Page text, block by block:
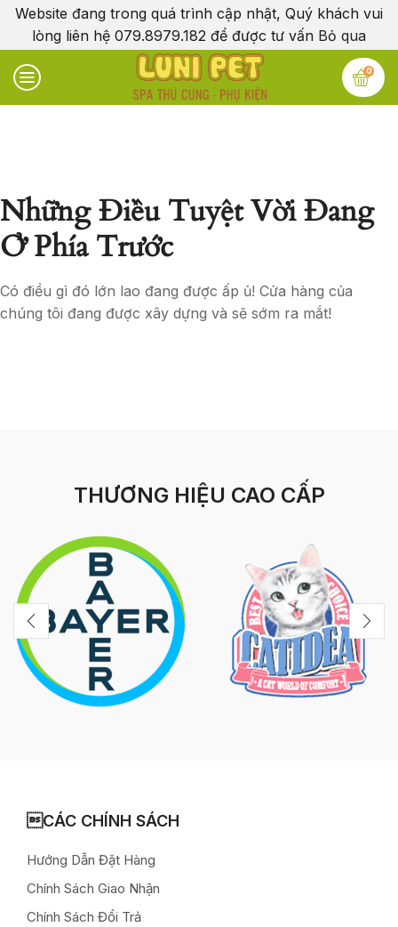
Website đang trong quá trình cập nhật, Quý khách vui
lòng liên hệ 079.8979.182 để được tư vấn Bỏ qua
0
Những Điều Tuyệt Vời Đang
Ở Phía Trước
Có điều gì đó lớn lao đang được ấp ủ! Cửa hàng của
chúng tôi đang được xây dựng và sẽ sớm ra mắt!
THƯƠNG HIỆU CAO CẤP
CÁC CHÍNH SÁCH
Hướng Dẫn Đặt Hàng
Chính Sách Giao Nhận
Chính Sách Đổi Trả